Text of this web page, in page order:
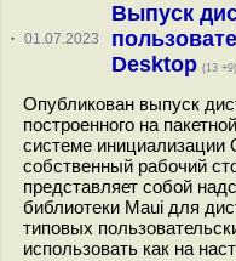
· 01.07.2023
Выпуск
Desktop (13 +9)
Опубликован выпуск
построенного на
системе инициализации
собственный рабочий
представляет собой
библиотеки Maui для
типовых
использовать как на